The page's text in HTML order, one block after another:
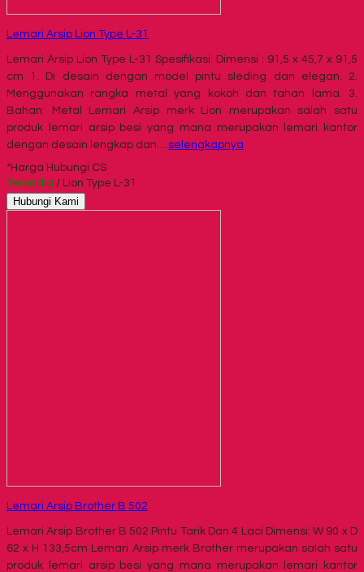
Lemari Arsip Lion Type L-31
Lemari Arsip Lion Type L-31 Spesifikasi: Dimensi : 91,5 x 45,7 x 91,5
cm 1. Di desain dengan model pintu sleding dan elegan. 2.
Menggunakan rangka metal yang kokoh dan tahan lama. 3.
Bahan: Metal Lemari Arsip merk Lion merupakan salah satu
produk lemari arsip besi yang mana merupakan lemari kantor
dengan desain lengkap dan… selengkapnya
*Harga Hubungi CS
Tersedia / Lion Type L-31
Hubungi Kami
Lemari Arsip Brother B 502
Lemari Arsip Brother B 502 Pintu Tarik Dan 4 Laci Dimensi: W 90 x D
62 x H 133,5cm Lemari Arsip merk Brother merupakan salah satu
produk lemari arsip besi yang mana merupakan lemari kantor